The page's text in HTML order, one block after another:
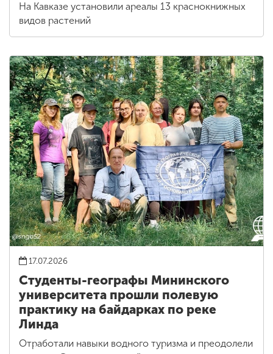
На Кавказе установили ареалы 13 краснокнижных
видов растений
17.07.2026
Студенты-географы Мининского
университета прошли полевую
практику на байдарках по реке
Линда
Отработали навыки водного туризма и преодолели